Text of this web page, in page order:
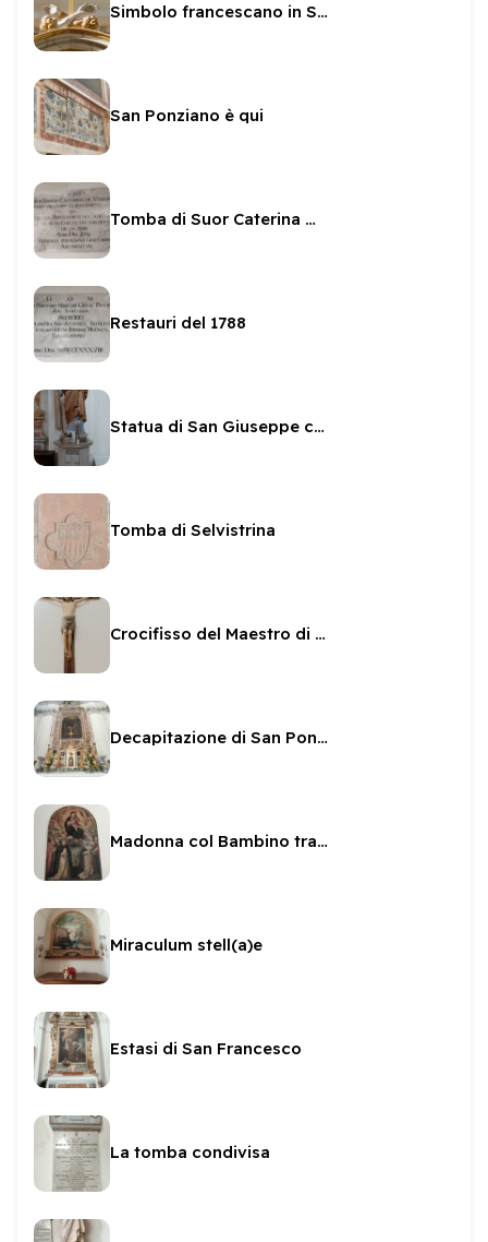
Simbolo francescano in San Ponziano
San Ponziano è qui
Tomba di Suor Caterina Marchetti
Restauri del 1788
Statua di San Giuseppe col Bambino
Tomba di Selvistrina
Crocifisso del Maestro di San Ponziano
Decapitazione di San Ponziano
Madonna col Bambino tra i Santi
Miraculum stell(a)e
Estasi di San Francesco
La tomba condivisa